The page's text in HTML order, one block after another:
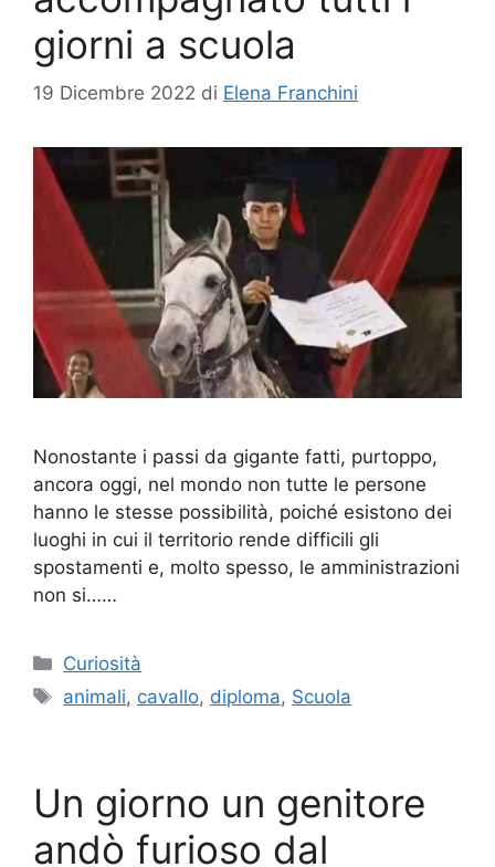
giorni a scuola
19 Dicembre 2022 di Elena Franchini
Nonostante i passi da gigante fatti, purtoppo,
ancora oggi, nel mondo non tutte le persone
hanno le stesse possibilità, poiché esistono dei
luoghi in cui il territorio rende difficili gli
spostamenti e, molto spesso, le amministrazioni
non si……
Categorie
Curiosità
Tag
animali, cavallo, diploma, Scuola
Un giorno un genitore
andò furioso dal